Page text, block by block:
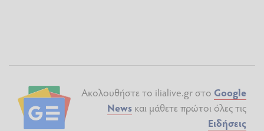
Ακολουθήστε το ilialive.gr στο Google
News και μάθετε πρώτοι όλες τις
Ειδήσεις